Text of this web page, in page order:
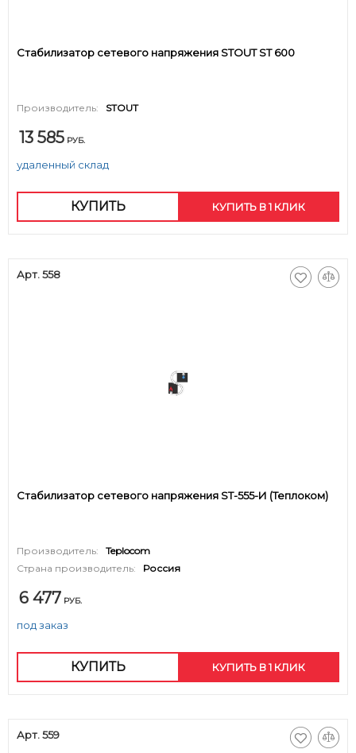
Стабилизатор сетевого напряжения STOUT ST 600
Производитель: STOUT
13 585 РУБ.
удаленный склад
КУПИТЬ КУПИТЬ В 1 КЛИК
Арт. 558
Стабилизатор сетевого напряжения ST-555-И (Теплоком)
Производитель:
Teplocom
Страна производитель:
Россия
6 477 РУБ.
под заказ
КУПИТЬ КУПИТЬ В 1 КЛИК
Арт. 559